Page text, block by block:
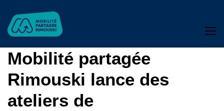
Mobilité partagée
Rimouski lance des
ateliers de